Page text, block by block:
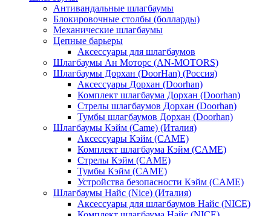
Антивандальные шлагбаумы
Блокировочные столбы (болларды)
Механические шлагбаумы
Цепные барьеры
Аксессуары для шлагбаумов
Шлагбаумы Ан Моторс (AN-MOTORS)
Шлагбаумы Дорхан (DoorHan) (Россия)
Аксессуары Дорхан (Doorhan)
Комплект шлагбаума Дорхан (Doorhan)
Стрелы шлагбаумов Дорхан (Doorhan)
Тумбы шлагбаумов Дорхан (Doorhan)
Шлагбаумы Кэйм (Came) (Италия)
Аксессуары Кэйм (CAME)
Комплект шлагбаума Кэйм (CAME)
Стрелы Кэйм (CAME)
Тумбы Кэйм (CAME)
Устройства безопасности Кэйм (CAME)
Шлагбаумы Найс (Nice) (Италия)
Аксессуары для шлагбаумов Найс (NICE)